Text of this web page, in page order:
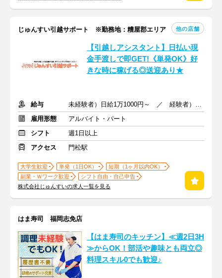
じゅんすい引越サポート ※勤務地：糟屋郡エリア 他の店舗
【引越しアシスタント】日払い現
金手渡しで即GET!《単発OK》好
きな時に稼げる◎送迎あり★
給与
未経験者）日給1万1000円～ ／ 経験者）日給1万3000円～
雇用形態
アルバイト・パート
シフト
週1日以上
アクセス
門松駅
大学生歓迎 単発（1日OK）
短期（1ヶ月以内OK）
副業・Ｗワーク歓迎
シフト自由・自己申告
株式会社じゅんすいの求人一覧を見る
はま寿司 福岡志免店
【はま寿司のキッチン】≪週2日3H
≫からOK！部活や趣味とも両立◎
料理スキル0でも歓迎♪